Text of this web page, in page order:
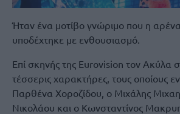
Ήταν ένα μοτίβο γνώριμο που η αρένα
υποδέχτηκε με ενθουσιασμό.
Επί σκηνής της Eurovision τον Ακύλα
τέσσερις χαρακτήρες, τους οποίους
Παρθένα Χοροζίδου, ο Μιχάλης
Νικολάου και ο Κωνσταντίνος